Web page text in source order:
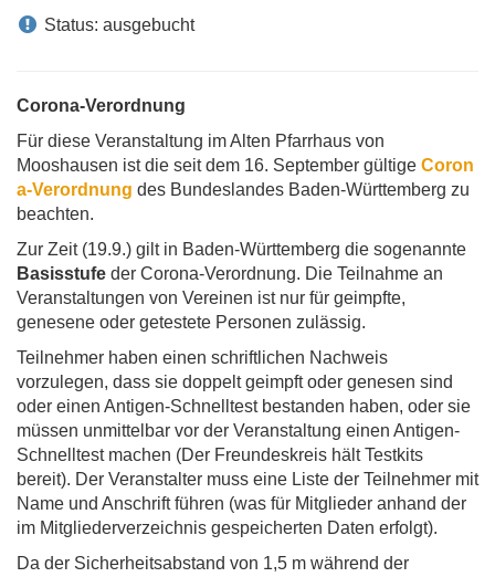
Status: ausgebucht
Corona-Verordnung
Für diese Veranstaltung im Alten Pfarrhaus von
Mooshausen ist die seit dem 16. September gültige Coron
a-Verordnung des Bundeslandes Baden-Württemberg zu
beachten.
Zur Zeit (19.9.) gilt in Baden-Württemberg die sogenannte
Basisstufe der Corona-Verordnung. Die Teilnahme an
Veranstaltungen von Vereinen ist nur für geimpfte,
genesene oder getestete Personen zulässig.
Teilnehmer haben einen schriftlichen Nachweis
vorzulegen, dass sie doppelt geimpft oder genesen sind
oder einen Antigen-Schnelltest bestanden haben, oder sie
müssen unmittelbar vor der Veranstaltung einen Antigen-
Schnelltest machen (Der Freundeskreis hält Testkits
bereit). Der Veranstalter muss eine Liste der Teilnehmer mit
Name und Anschrift führen (was für Mitglieder anhand der
im Mitgliederverzeichnis gespeicherten Daten erfolgt).
Da der Sicherheitsabstand von 1,5 m während der